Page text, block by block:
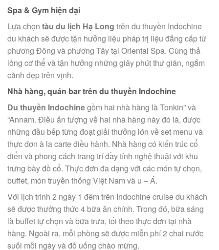
Spa & Gym hiện đại
Lựa chọn tàu du lịch Hạ Long trên du thuyền Indochine
du khách sẽ được tận hưởng liệu pháp trị liệu đẳng cấp từ
phương Đông và phương Tây tại Oriental Spa. Cùng thả
lỏng cơ thể và tận hưởng những giây phút thư giãn, ngắm
cảnh đẹp trên vịnh.
Nhà hàng, quán bar trên du thuyền Indochine
Du thuyền Indochinegồm hai nhà hàng là Tonkin” và
“Annam. Điều ấn tượng về hai nhà hàng này đó là, được
những đầu bếp từng đoạt giải thưởng lớn về set menu và
thực đơn à la carte điều hành. Nhà hàng có kiến trúc cổ
điển và phong cách trang trí đầy tính nghệ thuật với khu
trưng bày đồ cổ. Thực đơn đa dạng với các món tự chọn,
buffet, món truyền thống Việt Nam và u – Á.
Với lịch trình 2 ngày 1 đêm trên Indochine cruise du khách
sẽ được thưởng thức 4 bữa ăn chính. Trong đó, bữa sáng
là buffet tự chọn và bữa trưa, tối theo thực đơn tại nhà
hàng. Ngoài ra, mỗi phòng sẽ được miễn phí 2 chai nước
suối mỗi ngày và đồ uống chào mừng.